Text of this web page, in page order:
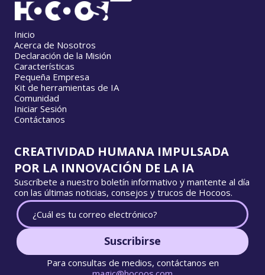
Inicio
Acerca de Nosotros
Declaración de la Misión
Características
Pequeña Empresa
Kit de herramientas de IA
Comunidad
Iniciar Sesión
Contáctanos
CREATIVIDAD HUMANA IMPULSADA
POR LA INNOVACIÓN DE LA IA
Suscríbete a nuestro boletín informativo y mantente al día
con las últimas noticias, consejos y trucos de Hocoos.
Suscribirse
Para consultas de medios, contáctanos en